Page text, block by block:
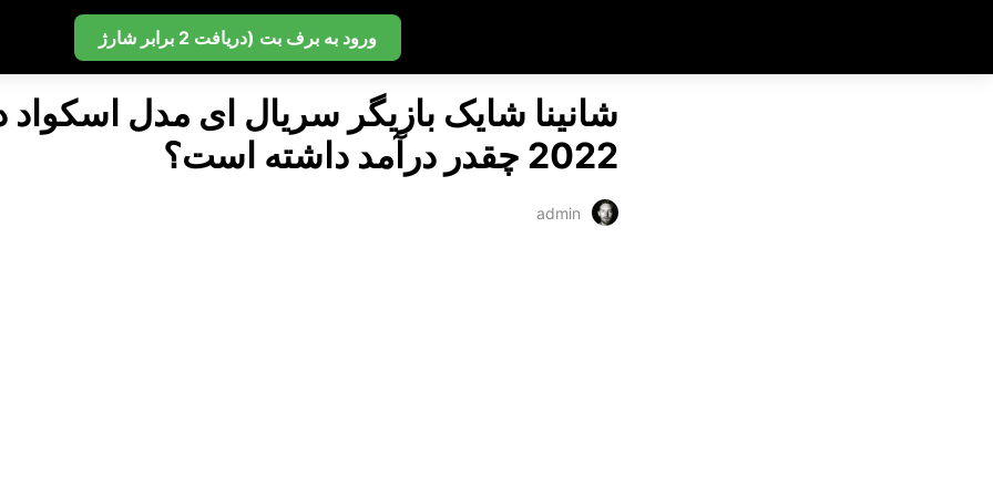
ورود به برف بت (دریافت 2 برابر شارژ
شانینا شایک بازیگر سریال ای مدل
2022 چقدر درآمد داشته است؟
admin